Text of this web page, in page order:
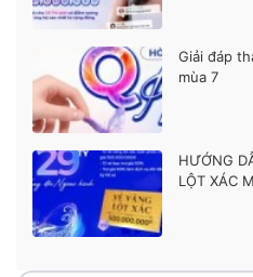
Giải đáp
mùa 7
HƯỚNG
LỘT XÁC